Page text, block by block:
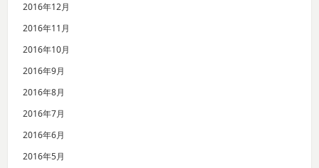
2016年12月
2016年11月
2016年10月
2016年9月
2016年8月
2016年7月
2016年6月
2016年5月